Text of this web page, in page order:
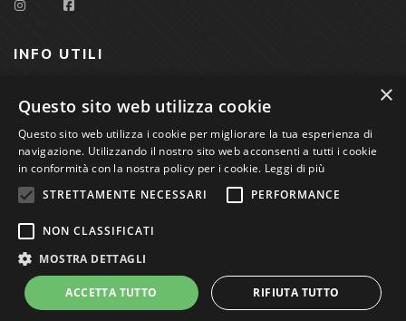
INFO UTILI
CONDIZIONI DI VENDITA
PRIVACY POLICY
COOKIE POLICY
Studio Bibliografico Scriptorium Dott.ssa Sara Bassi VAT
nr. 01744000207
Power byGRAFFITI WEB
×
Questo sito web utilizza cookie
Questo sito web utilizza i cookie per migliorare la tua esperienza di
navigazione. Utilizzando il nostro sito web acconsenti a tutti i cookie
in conformità con la nostra policy per i cookie. Leggi di più
STRETTAMENTE NECESSARI
PERFORMANCE
NON CLASSIFICATI
MOSTRA DETTAGLI
ACCETTA TUTTO RIFIUTA TUTTO